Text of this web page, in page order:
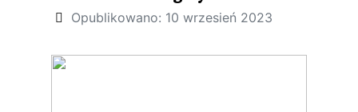
Opublikowano: 10 wrzesień 2023